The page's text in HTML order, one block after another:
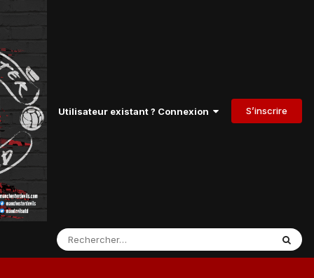
Utilisateur existant ? Connexion S’inscrire